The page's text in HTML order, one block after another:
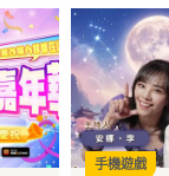
手機遊戲